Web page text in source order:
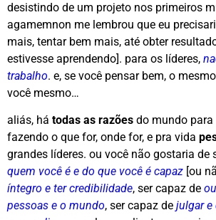
desistindo de um projeto nos primeiros
agamemnon me lembrou que eu
mais, tentar bem mais, até obter
estivesse aprendendo]. para os líderes,
trabalho. e, se você pensar bem, o
você mesmo…
aliás, há todas as razões do mundo para
fazendo o que for, onde for, e pra vida
grandes líderes. ou você não gostaria de
quem você é e do que você é capaz [ou
íntegro e ter credibilidade, ser capaz de
pessoas e o mundo, ser capaz de julgar e